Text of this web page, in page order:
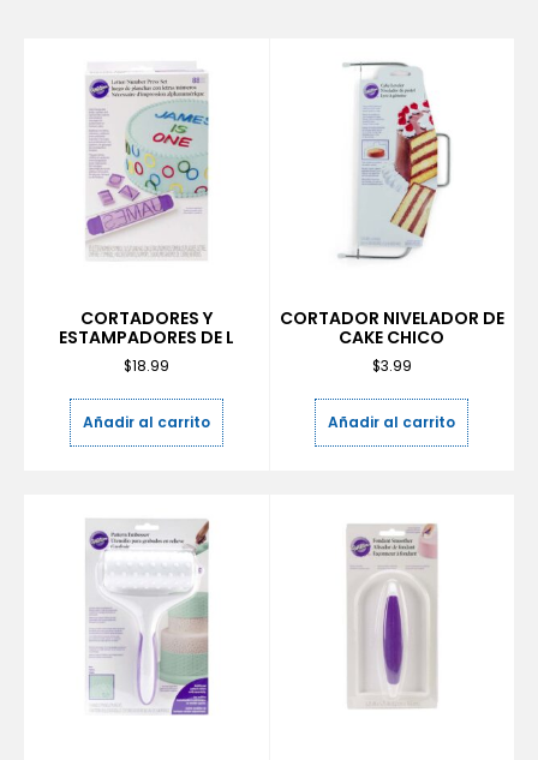
CORTADORES Y
ESTAMPADORES DE L
$18.99
Añadir al carrito
CORTADOR NIVELADOR DE
CAKE CHICO
$3.99
Añadir al carrito